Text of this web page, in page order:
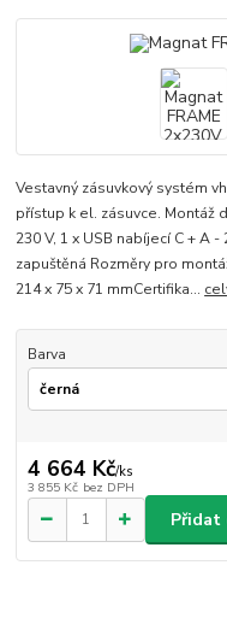
Vestavný zásuvkový systém
přístup k el. zásuvce. Montáž
230 V, 1 x USB nabíjecí C + A
zapuštěná Rozměry pro
214 x 75 x 71 mmCertifika...
Barva
4 664 Kč/ks
3 855 Kč bez DPH
Přidat